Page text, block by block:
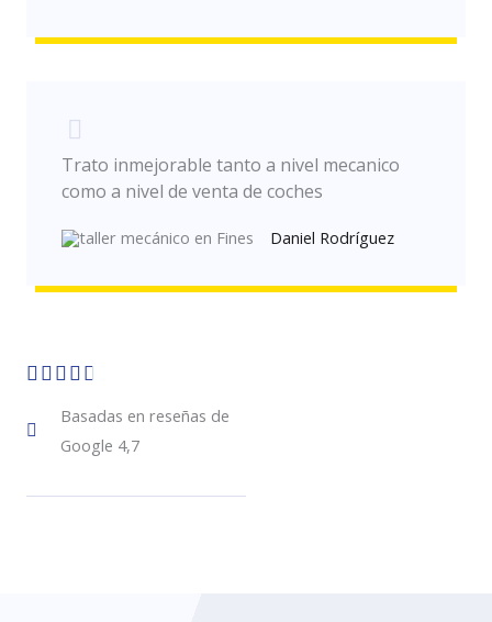
Trato inmejorable tanto a nivel mecanico
como a nivel de venta de coches
Daniel Rodríguez
    
a
l
Basadas en reseñas de
Google 4,7